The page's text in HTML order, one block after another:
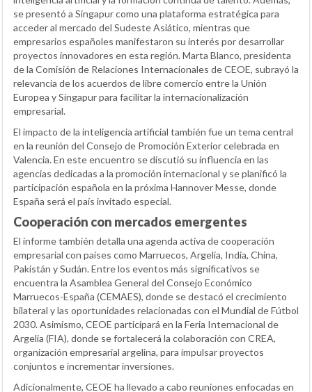
se presentó a Singapur como una plataforma estratégica para
acceder al mercado del Sudeste Asiático, mientras que
empresarios españoles manifestaron su interés por desarrollar
proyectos innovadores en esta región. Marta Blanco, presidenta
de la Comisión de Relaciones Internacionales de CEOE, subrayó la
relevancia de los acuerdos de libre comercio entre la Unión
Europea y Singapur para facilitar la internacionalización
empresarial.
El impacto de la inteligencia artificial también fue un tema central
en la reunión del Consejo de Promoción Exterior celebrada en
Valencia. En este encuentro se discutió su influencia en las
agencias dedicadas a la promoción internacional y se planificó la
participación española en la próxima Hannover Messe, donde
España será el país invitado especial.
Cooperación con mercados emergentes
El informe también detalla una agenda activa de cooperación
empresarial con países como Marruecos, Argelia, India, China,
Pakistán y Sudán. Entre los eventos más significativos se
encuentra la Asamblea General del Consejo Económico
Marruecos-España (CEMAES), donde se destacó el crecimiento
bilateral y las oportunidades relacionadas con el Mundial de Fútbol
2030. Asimismo, CEOE participará en la Feria Internacional de
Argelia (FIA), donde se fortalecerá la colaboración con CREA,
organización empresarial argelina, para impulsar proyectos
conjuntos e incrementar inversiones.
Adicionalmente, CEOE ha llevado a cabo reuniones enfocadas en